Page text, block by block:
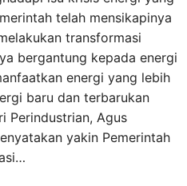
telah mensikapinya
transformasi
bergantung kepada energi
energi yang lebih
baru dan terbarukan
Perindustrian, Agus
yakin Pemerintah